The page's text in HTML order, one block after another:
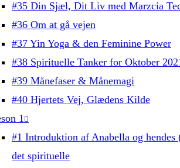
#35 Din Sjæl, Dit Liv med Marzcia
#36 Om at gå vejen
#37 Yin Yoga & den Feminine Power
#38 Spirituelle Tanker for Oktober
#39 Månefaser & Månemagi
#40 Hjertets Vej, Glædens Kilde
1
#1 Introduktion af Anabella og
det spirituelle